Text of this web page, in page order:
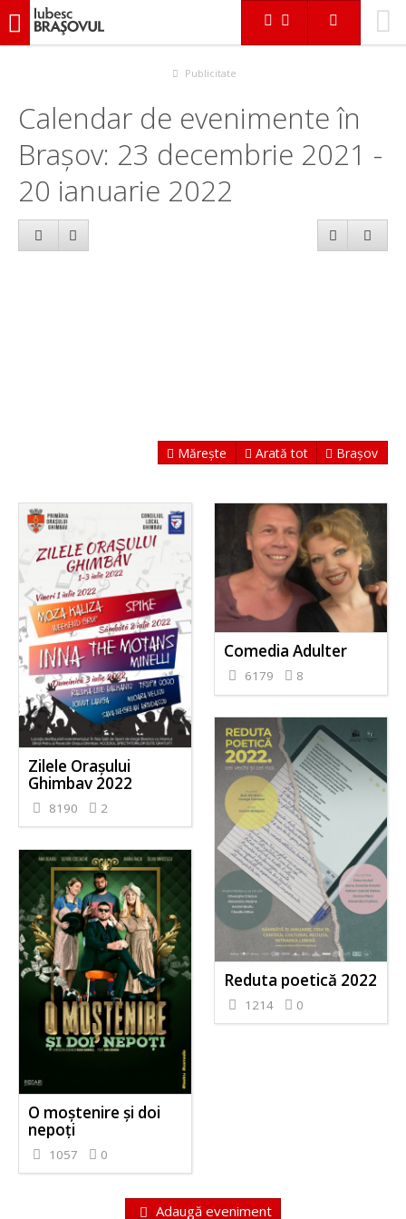
iubescbraşovul.ro
Publicitate
Calendar de evenimente în
Brașov: 23 decembrie 2021 -
20 ianuarie 2022
Mărește Arată tot Brașov
Zilele Orașului
Ghimbav 2022
8190 2
Comedia Adulter
6179 8
Reduta poetică 2022
1214 0
O moștenire și doi
nepoți
1057 0
Adaugă eveniment